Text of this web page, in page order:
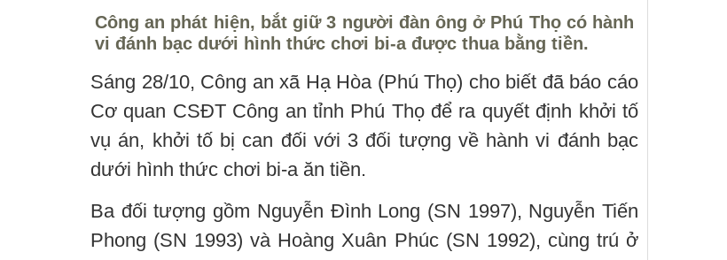
Công an phát hiện, bắt giữ 3 người đàn ông ở Phú Thọ có hành
vi đánh bạc dưới hình thức chơi bi-a được thua bằng tiền.
Sáng 28/10, Công an xã Hạ Hòa (Phú Thọ) cho biết đã báo cáo
Cơ quan CSĐT Công an tỉnh Phú Thọ để ra quyết định khởi tố
vụ án, khởi tố bị can đối với 3 đối tượng về hành vi đánh bạc
dưới hình thức chơi bi-a ăn tiền.
Ba đối tượng gồm Nguyễn Đình Long (SN 1997), Nguyễn Tiến
Phong (SN 1993) và Hoàng Xuân Phúc (SN 1992), cùng trú ở